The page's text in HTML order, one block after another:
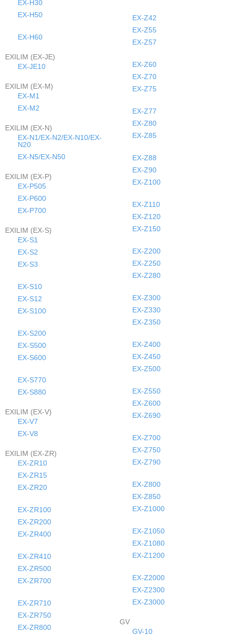
EX-H30
EX-H50
EX-H60
EXILIM (EX-JE)
EX-JE10
EXILIM (EX-M)
EX-M1
EX-M2
EXILIM (EX-N)
EX-N1/EX-N2/EX-N10/EX-
N20
EX-N5/EX-N50
EXILIM (EX-P)
EX-P505
EX-P600
EX-P700
EXILIM (EX-S)
EX-S1
EX-S2
EX-S3
EX-S10
EX-S12
EX-S100
EX-S200
EX-S500
EX-S600
EX-S770
EX-S880
EXILIM (EX-V)
EX-V7
EX-V8
EXILIM (EX-ZR)
EX-ZR10
EX-ZR15
EX-ZR20
EX-ZR100
EX-ZR200
EX-ZR400
EX-ZR410
EX-ZR500
EX-ZR700
EX-ZR710
EX-ZR750
EX-ZR800
EX-Z42
EX-Z55
EX-Z57
EX-Z60
EX-Z70
EX-Z75
EX-Z77
EX-Z80
EX-Z85
EX-Z88
EX-Z90
EX-Z100
EX-Z110
EX-Z120
EX-Z150
EX-Z200
EX-Z250
EX-Z280
EX-Z300
EX-Z330
EX-Z350
EX-Z400
EX-Z450
EX-Z500
EX-Z550
EX-Z600
EX-Z690
EX-Z700
EX-Z750
EX-Z790
EX-Z800
EX-Z850
EX-Z1000
EX-Z1050
EX-Z1080
EX-Z1200
EX-Z2000
EX-Z2300
EX-Z3000
GV
GV-10